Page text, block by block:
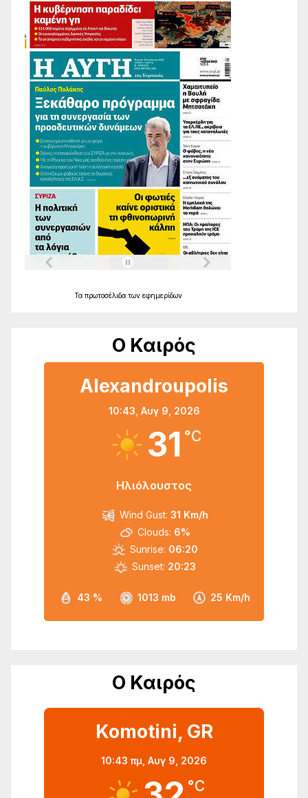
Τα πρωτοσέλιδα των εφημερίδων
Ο Καιρός
Alexandroupolis
10:43, Αυγ 9, 2026
31 °C
Ηλιόλουστος
43 % 1013 mb 25 Km/h
Wind Gust: 31 Km/h
Clouds: 6%
Sunrise: 06:20
Sunset: 20:23
Ο Καιρός
Komotini, GR
10:43 πμ, Αυγ 9, 2026
°C